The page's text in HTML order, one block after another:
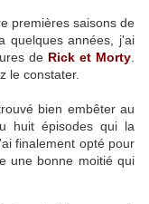
premières saisons de
quelques années, j'ai
de Rick et Morty
le constater.
bien embêter au
huit épisodes qui la
finalement opté pour
une bonne moitié qui